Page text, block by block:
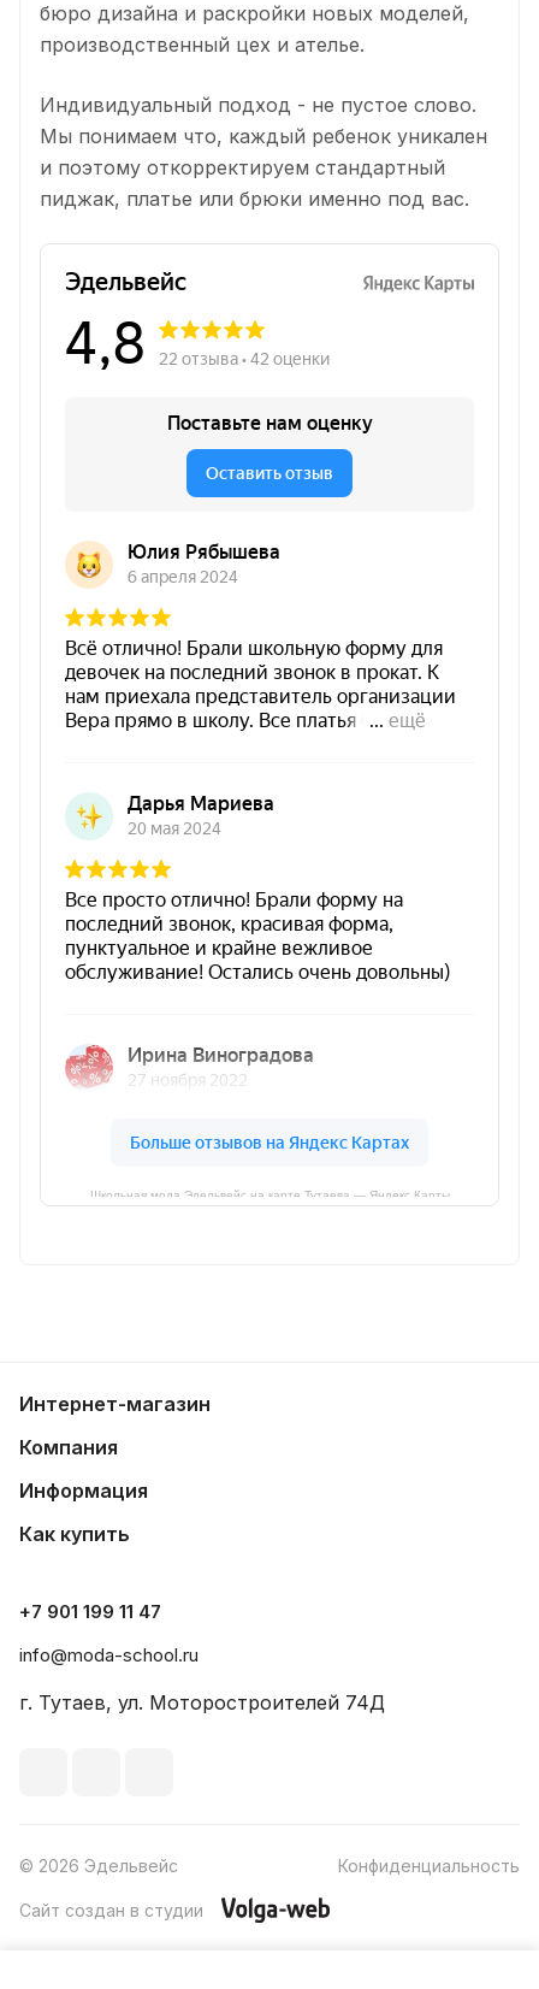
бюро дизайна и раскройки новых моделей,
производственный цех и ателье.
Индивидуальный подход - не пустое слово.
Мы понимаем что, каждый ребенок уникален
и поэтому откорректируем стандартный
пиджак, платье или брюки именно под вас.
Школьная мода Эдельвейс на карте Тутаева — Яндекс Карты
Интернет-магазин
Компания
Информация
Как купить
+7 901 199 11 47
info@moda-school.ru
г. Тутаев, ул. Моторостроителей 74Д
© 2026 Эдельвейс Конфиденциальность
Сайт создан в студии